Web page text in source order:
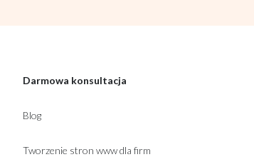
Darmowa konsultacja
Blog
Tworzenie stron www dla firm